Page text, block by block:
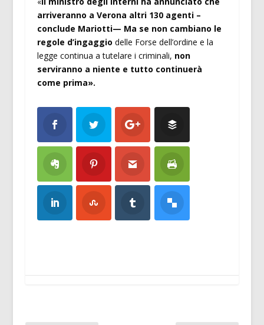
arriveranno a Verona altri 130 agenti –
conclude Mariotti— Ma se non cambiano le
regole d’ingaggio delle Forse dell’ordine e la
legge continua a tutelare i criminali, non
serviranno a niente e tutto continuerà
come prima».